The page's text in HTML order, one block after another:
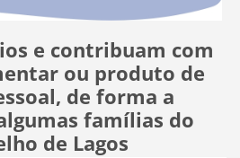
e contribuam com
ou produto de
de forma a
famílias do
de Lagos